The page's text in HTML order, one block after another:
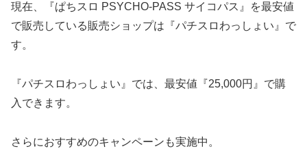
現在、『ぱちスロ PSYCHO-PASS サイコパス』を最安値
で販売している販売ショップは『パチスロわっしょい』で
す。
『パチスロわっしょい』では、最安値『25,000円』で購
入できます。
さらにおすすめのキャンペーンも実施中。